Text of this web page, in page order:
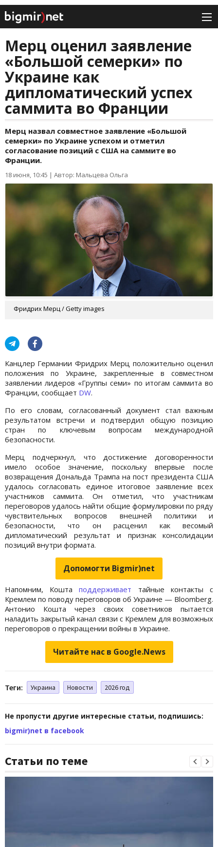
Мерц оценил заявление
«Большой семерки» по
Украине как
дипломатический успех
саммита во Франции
Мерц назвал совместное заявление «Большой
семерки» по Украине успехом и отметил
согласование позиций с США на саммите во
Франции.
18 июня, 10:45 | Автор: Мальцева Ольга
Фридрих Мерц / Getty images
Канцлер Германии Фридрих Мерц положительно оценил
положения по Украине, закрепленные в совместном
заявлении лидеров «Группы семи» по итогам саммита во
Франции, сообщает DW.
По его словам, согласованный документ стал важным
результатом встречи и подтвердил общую позицию
стран по ключевым вопросам международной
безопасности.
Мерц подчеркнул, что достижение договоренности
имело особое значение, поскольку впервые после
возвращения Дональда Трампа на пост президента США
удалось согласовать единое итоговое заявление всех
участников саммита. Он отметил, что участникам
переговоров удалось найти общие формулировки по ряду
чувствительных вопросов внешней политики и
безопасности, что он расценил как весомый
дипломатический результат и признак консолидации
позиций внутри формата.
Допомогти Bigmir)net
Напомним, Коштаподдерживает тайные контакты с
Кремлем по поводу переговоров об Украине — Bloomberg.
Антонио Кошта через своих советников пытается
наладить закрытый канал связи с Кремлем для возможных
переговоров о прекращении войны в Украине.
Читайте нас в Google.News
Теги: Украина Новости 2026 год
Не пропусти другие интересные статьи, подпишись:
bigmir)net в facebook
Статьи по теме